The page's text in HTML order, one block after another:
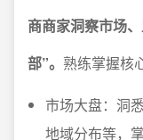
商商家洞察市场
部”。 熟练掌握核
市场大盘：洞
地域分布等，